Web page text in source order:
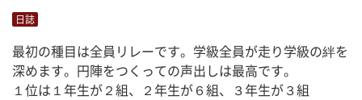
日誌
最初の種目は全員リレーです。学級全員が走り学級の絆を
深めます。円陣をつくっての声出しは最高です。
１位は１年生が２組、２年生が６組、３年生が３組